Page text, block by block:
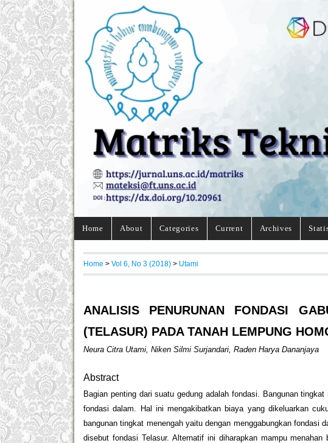
Home About Categories Current Archives
Home > Vol 6, No 3 (2018) > Utami
ANALISIS PENURUNAN FONDASI
(TELASUR) PADA TANAH LEMPUNG
Neura Citra Utami, Niken Silmi Surjandari, Raden Harya Dananjaya
Abstract
Bagian penting dari suatu gedung adalah fondasi. Bangunan
fondasi dalam. Hal ini mengakibatkan biaya yang dikeluarkan
bangunan tingkat menengah yaitu dengan menggabungkan fondasi
disebut fondasi Telasur. Alternatif ini diharapkan mampu